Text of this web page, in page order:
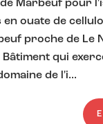
Marbeuf pour
ouate de
proche de Le
Bâtiment qui
de l'i...